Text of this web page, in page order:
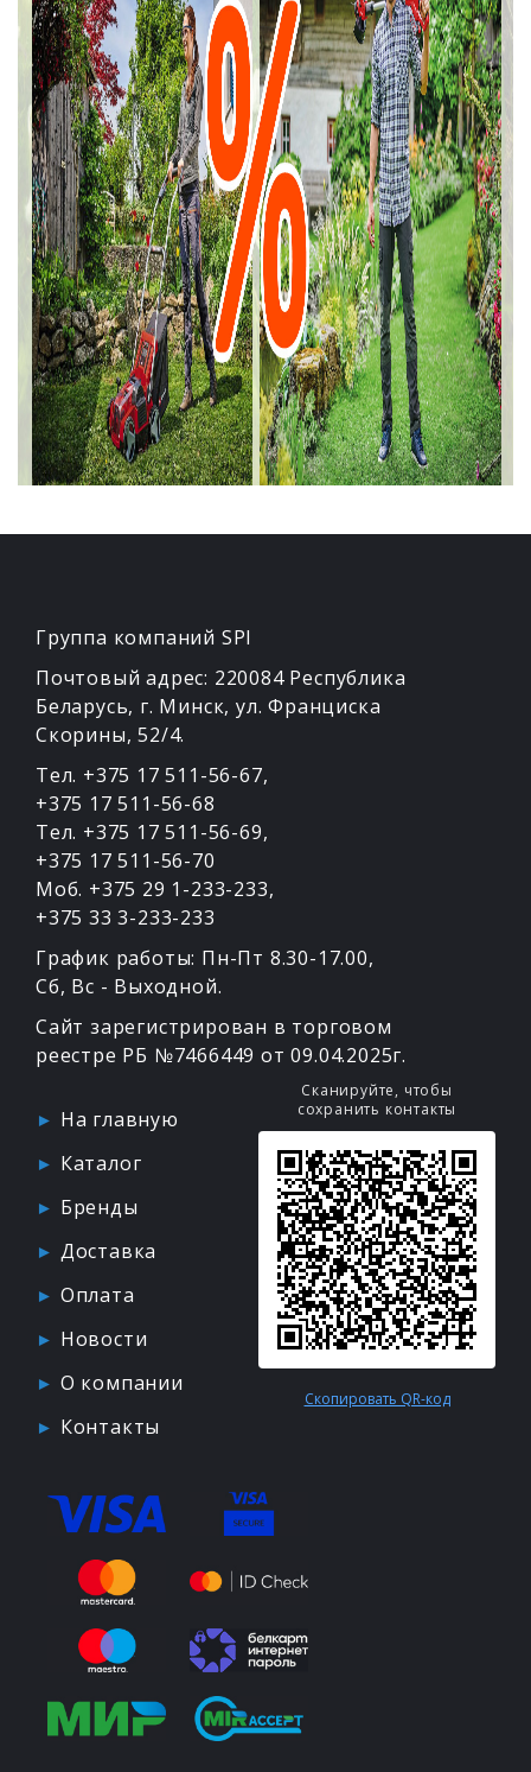
Группа компаний SPI
Почтовый адрес: 220084 Республика
Беларусь, г. Минск, ул. Франциска
Скорины, 52/4.
Тел. +375 17 511-56-67,
+375 17 511-56-68
Тел. +375 17 511-56-69,
+375 17 511-56-70
Моб. +375 29 1-233-233,
+375 33 3-233-233
График работы: Пн-Пт 8.30-17.00,
Сб, Вс - Выходной.
Сайт зарегистрирован в торговом
реестре РБ №7466449 от 09.04.2025г.
На главную
Каталог
Бренды
Доставка
Оплата
Новости
О компании
Контакты
Сканируйте, чтобы
сохранить контакты
Скопировать QR-код